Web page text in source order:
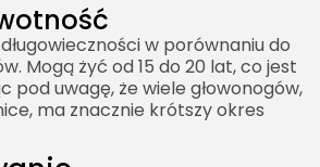
w porównaniu do
Mogą żyć od 15 do 20 lat, co jest
pod uwagę, że wiele głowonogów,
ma znacznie krótszy okres